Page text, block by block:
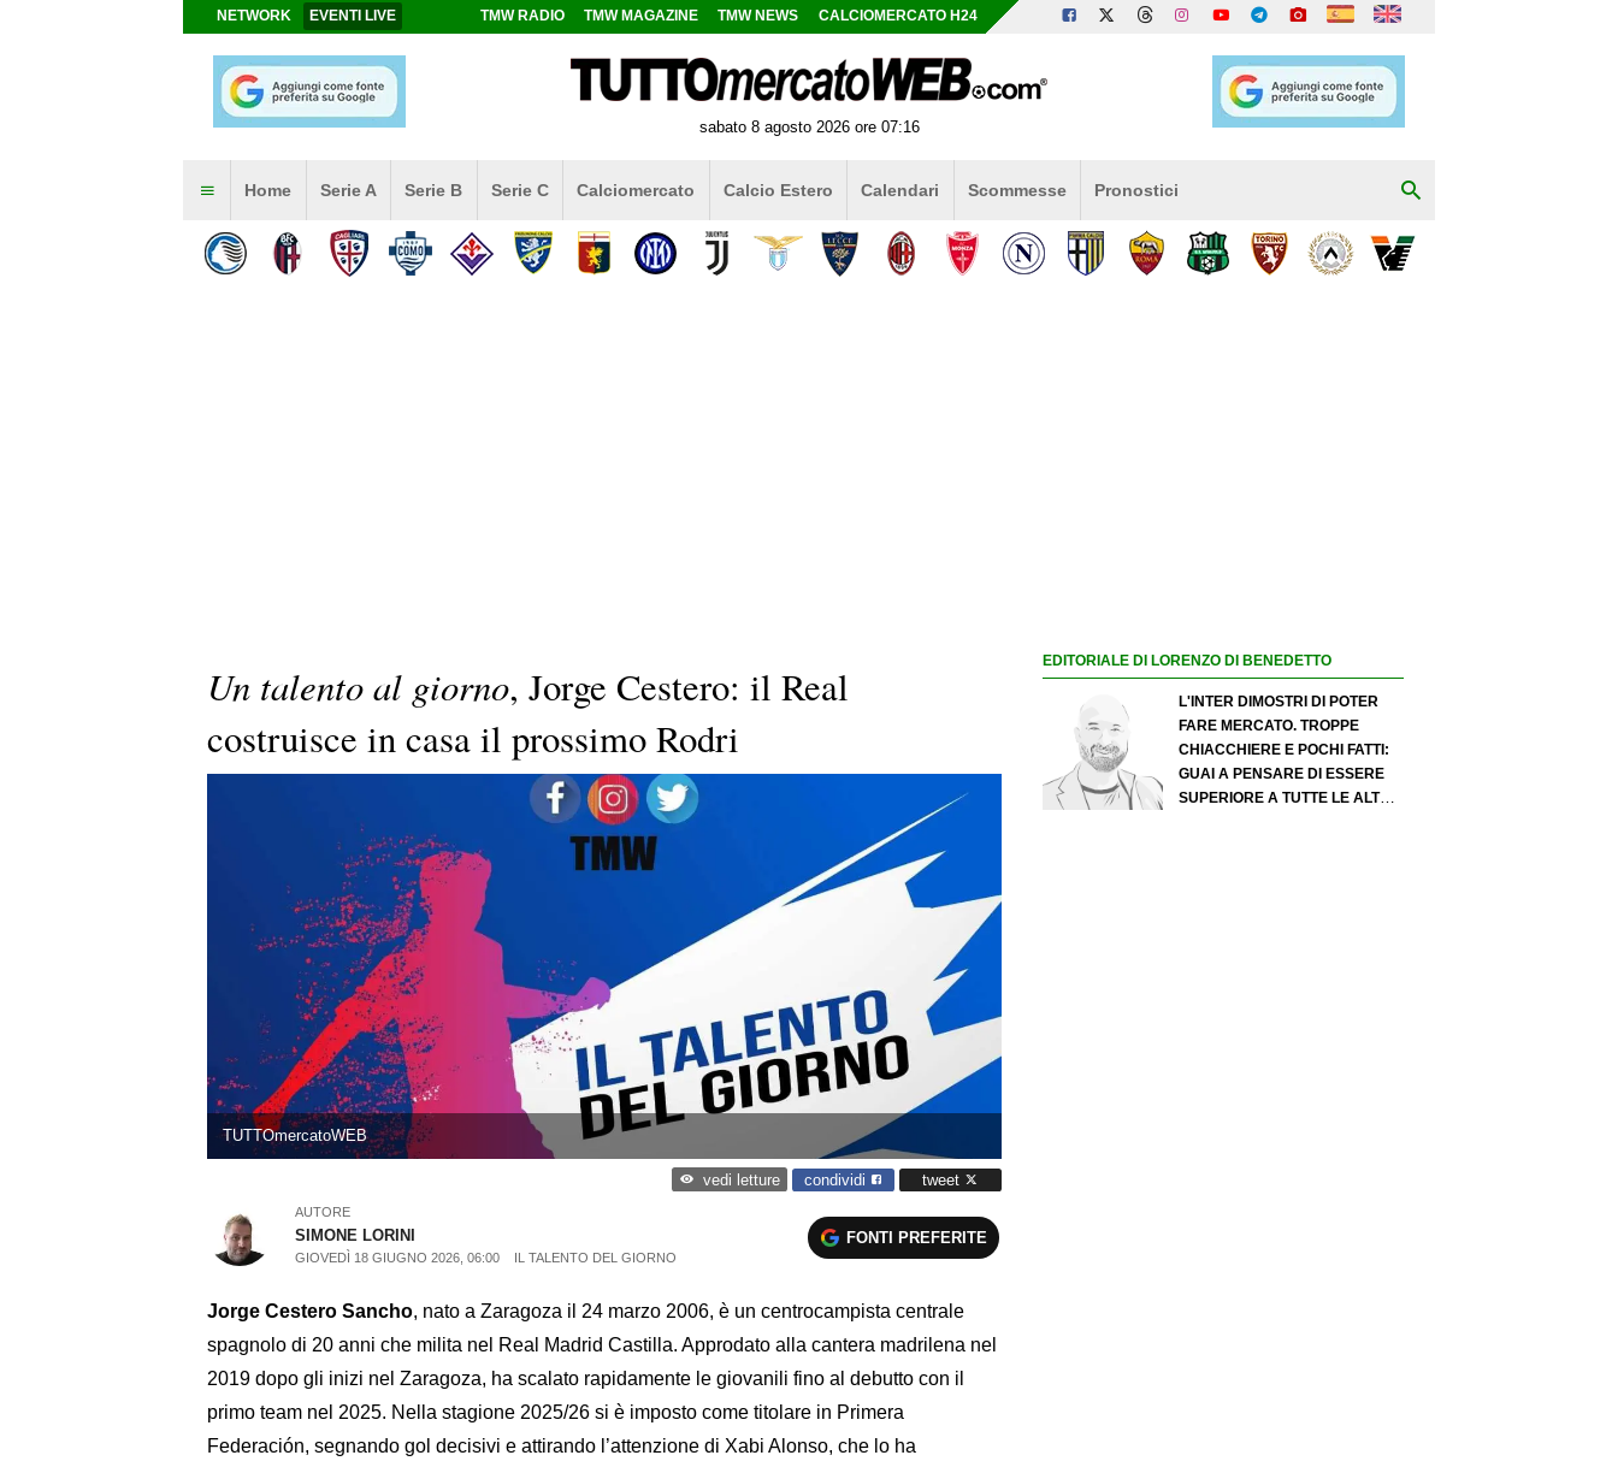
NETWORK EVENTI LIVE TMW RADIO TMW MAGAZINE TMW NEWS CALCIOMERCATO H24
sabato 8 agosto 2026 ore 07:16
Home Serie A Serie B Serie C Calciomercato Calcio Estero Calendari Scommesse Pronostici
Un talento al giorno, Jorge Cestero: il Real
costruisce in casa il prossimo Rodri
TUTTOmercatoWEB
vedi letture condividi tweet
AUTORE
SIMONE LORINI
GIOVEDÌ 18 GIUGNO 2026, 06:00 IL TALENTO DEL GIORNO
FONTI PREFERITE
Jorge Cestero Sancho, nato a Zaragoza il 24 marzo 2006, è un centrocampista centrale
spagnolo di 20 anni che milita nel Real Madrid Castilla. Approdato alla cantera madrilena nel
2019 dopo gli inizi nel Zaragoza, ha scalato rapidamente le giovanili fino al debutto con il
primo team nel 2025. Nella stagione 2025/26 si è imposto come titolare in Primera
Federación, segnando gol decisivi e attirando l’attenzione di Xabi Alonso, che lo ha
EDITORIALE DI LORENZO DI BENEDETTO
L'INTER DIMOSTRI DI POTER
FARE MERCATO. TROPPE
CHIACCHIERE E POCHI FATTI:
GUAI A PENSARE DI ESSERE
SUPERIORE A TUTTE LE ALTRE